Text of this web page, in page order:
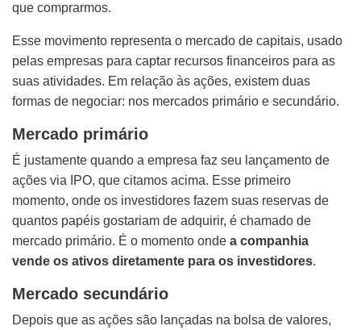
que comprarmos.
Esse movimento representa o mercado de capitais, usado
pelas empresas para captar recursos financeiros para as
suas atividades. Em relação às ações, existem duas
formas de negociar: nos mercados primário e secundário.
Mercado primário
É justamente quando a empresa faz seu lançamento de
ações via IPO, que citamos acima. Esse primeiro
momento, onde os investidores fazem suas reservas de
quantos papéis gostariam de adquirir, é chamado de
mercado primário. É o momento onde a companhia
vende os ativos diretamente para os investidores.
Mercado secundário
Depois que as ações são lançadas na bolsa de valores,